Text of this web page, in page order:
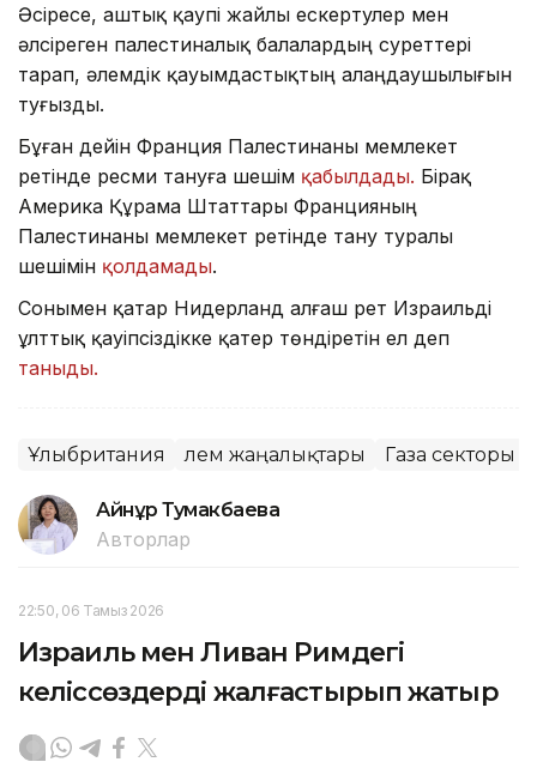
Әсіресе, аштық қаупі жайлы ескертулер мен
әлсіреген палестиналық балалардың суреттері
тарап, әлемдік қауымдастықтың алаңдаушылығын
туғызды.
Бұған дейін Франция Палестинаны мемлекет
ретінде ресми тануға шешім қабылдады. Бірақ
Америка Құрама Штаттары Францияның
Палестинаны мемлекет ретінде тану туралы
шешімін қолдамады.
Сонымен қатар Нидерланд алғаш рет Израильді
ұлттық қауіпсіздікке қатер төндіретін ел деп
таныды.
Ұлыбритания Әлем жаңалықтары Газа секторы
Айнұр Тумакбаева
Авторлар
22:50, 06 Тамыз 2026
Израиль мен Ливан Римдегі
келіссөздерді жалғастырып жатыр